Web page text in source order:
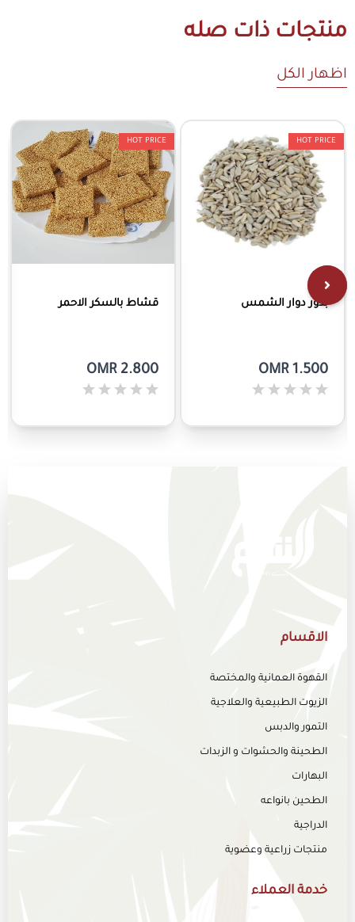
منتجات ذات صله
اظهار الكل
HOT PRICE
قشاط بالسكر الاحمر
OMR 2.800
HOT PRICE
بذور دوار الشمس
OMR 1.500
الاقسام
القهوة العمانية والمختصة
الزيوت الطبيعية والعلاجية
التمور والدبس
الطحينة والحشوات و الزبدات
البهارات
الطحين بانواعه
الدراجية
منتجات زراعية وعضوية
خدمة العملاء